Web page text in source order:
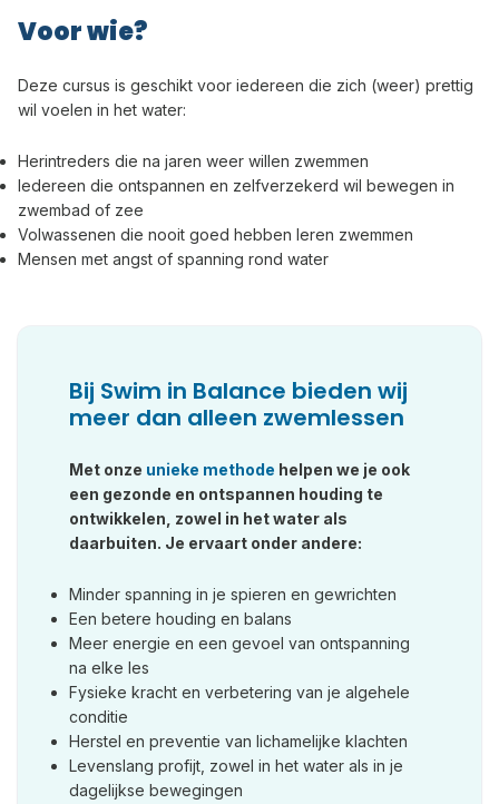
Voor wie?
Deze cursus is geschikt voor iedereen die zich (weer) prettig
wil voelen in het water:
Herintreders die na jaren weer willen zwemmen
Iedereen die ontspannen en zelfverzekerd wil bewegen in
zwembad of zee
Volwassenen die nooit goed hebben leren zwemmen
Mensen met angst of spanning rond water
Bij Swim in Balance bieden wij
meer dan alleen zwemlessen
Met onze unieke methode helpen we je ook
een gezonde en ontspannen houding te
ontwikkelen, zowel in het water als
daarbuiten. Je ervaart onder andere:
Minder spanning in je spieren en gewrichten
Een betere houding en balans
Meer energie en een gevoel van ontspanning
na elke les
Fysieke kracht en verbetering van je algehele
conditie
Herstel en preventie van lichamelijke klachten
Levenslang profijt, zowel in het water als in je
dagelijkse bewegingen